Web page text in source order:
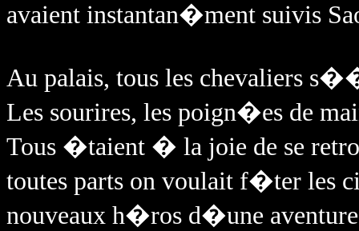
avaient instantan�ment suivis
Au palais, tous les chevaliers
Les sourires, les poign�es de
Tous �taient � la joie de se
toutes parts on voulait f�ter les
nouveaux h�ros d�une